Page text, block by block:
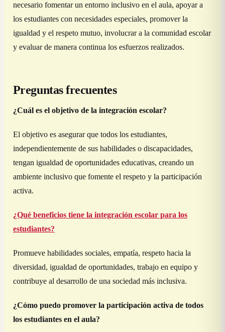
necesario fomentar un entorno inclusivo en el aula, apoyar a
los estudiantes con necesidades especiales, promover la
igualdad y el respeto mutuo, involucrar a la comunidad escolar
y evaluar de manera continua los esfuerzos realizados.
Preguntas frecuentes
¿Cuál es el objetivo de la integración escolar?
El objetivo es asegurar que todos los estudiantes,
independientemente de sus habilidades o discapacidades,
tengan igualdad de oportunidades educativas, creando un
ambiente inclusivo que fomente el respeto y la participación
activa.
¿Qué beneficios tiene la integración escolar para los
estudiantes?
Promueve habilidades sociales, empatía, respeto hacia la
diversidad, igualdad de oportunidades, trabajo en equipo y
contribuye al desarrollo de una sociedad más inclusiva.
¿Cómo puedo promover la participación activa de todos
los estudiantes en el aula?